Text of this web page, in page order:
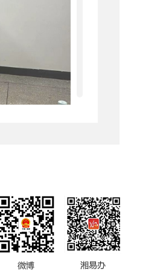
开。法律、法